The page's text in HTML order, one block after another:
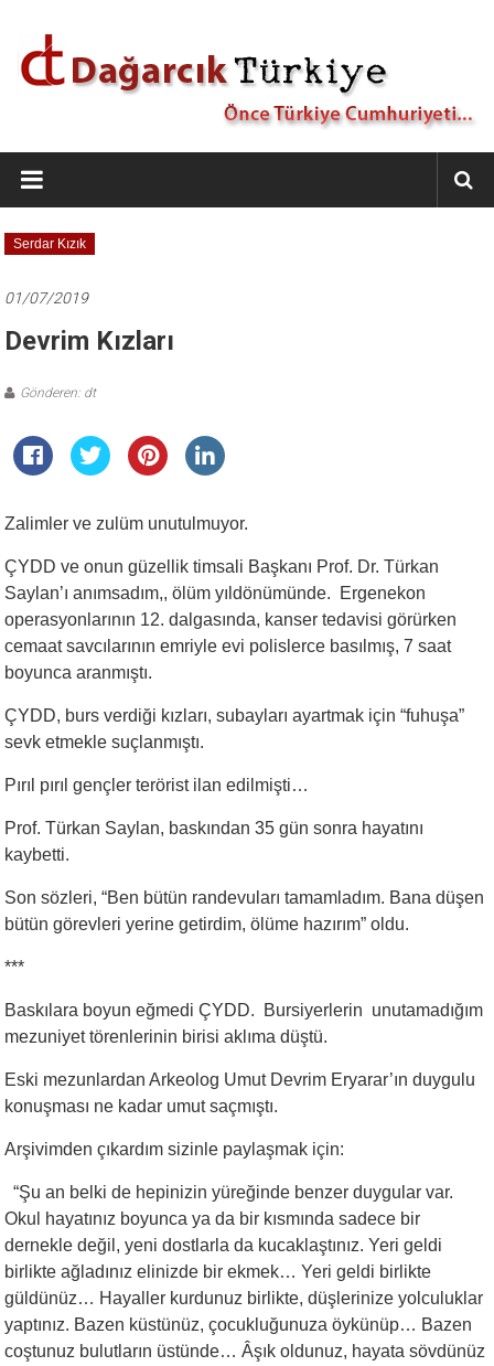
Dağarcık
Türkiye
Önce
Türkiye
Serdar Kızık
01/07/2019
Devrim Kızları
Gönderen: dt
Zalimler ve zulüm unutulmuyor.
ÇYDD ve onun güzellik timsali Başkanı Prof. Dr. Türkan
Saylan’ı anımsadım,, ölüm yıldönümünde. Ergenekon
operasyonlarının 12. dalgasında, kanser tedavisi görürken
cemaat savcılarının emriyle evi polislerce basılmış, 7 saat
boyunca aranmıştı.
ÇYDD, burs verdiği kızları, subayları ayartmak için “fuhuşa”
sevk etmekle suçlanmıştı.
Pırıl pırıl gençler terörist ilan edilmişti…
Prof. Türkan Saylan, baskından 35 gün sonra hayatını
kaybetti.
Son sözleri, “Ben bütün randevuları tamamladım. Bana düşen
bütün görevleri yerine getirdim, ölüme hazırım” oldu.
***
Baskılara boyun eğmedi ÇYDD. Bursiyerlerin unutamadığım
mezuniyet törenlerinin birisi aklıma düştü.
Eski mezunlardan Arkeolog Umut Devrim Eryarar’ın duygulu
konuşması ne kadar umut saçmıştı.
Arşivimden çıkardım sizinle paylaşmak için:
“Şu an belki de hepinizin yüreğinde benzer duygular var.
Okul hayatınız boyunca ya da bir kısmında sadece bir
dernekle değil, yeni dostlarla da kucaklaştınız. Yeri geldi
birlikte ağladınız elinizde bir ekmek… Yeri geldi birlikte
güldünüz… Hayaller kurdunuz birlikte, düşlerinize yolculuklar
yaptınız. Bazen küstünüz, çocukluğunuza öykünüp… Bazen
coştunuz bulutların üstünde… Âşık oldunuz, hayata sövdünüz